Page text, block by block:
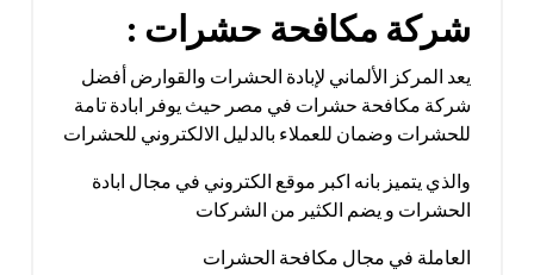
شركة مكافحة حشرات :
يعد المركز الألماني لإبادة الحشرات والقوارض أفضل
شركة مكافحة حشرات في مصر حيث يوفر ابادة تامة
للحشرات وضمان للعملاء بالدليل الالكتروني للحشرات
والذي يتميز بانه اكبر موقع الكتروني في مجال ابادة
الحشرات و يضم الكثير من الشركات
العاملة في مجال مكافحة الحشرات